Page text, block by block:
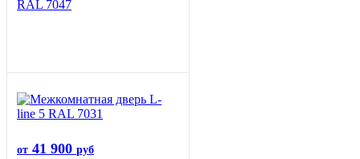
RAL 7047
от 41 900 руб